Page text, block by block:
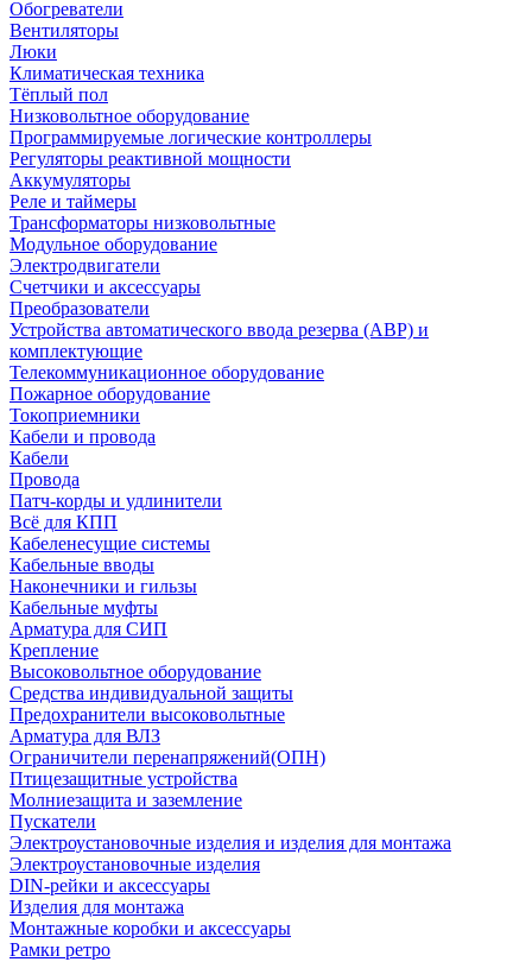
Обогреватели
Вентиляторы
Люки
Климатическая техника
Тёплый пол
Низковольтное оборудование
Программируемые логические контроллеры
Регуляторы реактивной мощности
Аккумуляторы
Реле и таймеры
Трансформаторы низковольтные
Модульное оборудование
Электродвигатели
Счетчики и аксессуары
Преобразователи
Устройства автоматического ввода резерва (АВР) и
комплектующие
Телекоммуникационное оборудование
Пожарное оборудование
Токоприемники
Кабели и провода
Кабели
Провода
Патч-корды и удлинители
Всё для КПП
Кабеленесущие системы
Кабельные вводы
Наконечники и гильзы
Кабельные муфты
Арматура для СИП
Крепление
Высоковольтное оборудование
Средства индивидуальной защиты
Предохранители высоковольтные
Арматура для ВЛЗ
Ограничители перенапряжений(ОПН)
Птицезащитные устройства
Молниезащита и заземление
Пускатели
Электроустановочные изделия и изделия для монтажа
Электроустановочные изделия
DIN-рейки и аксессуары
Изделия для монтажа
Монтажные коробки и аксессуары
Рамки ретро